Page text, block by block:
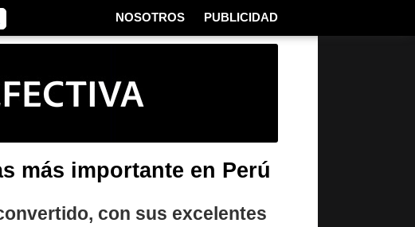
NOSOTROS PUBLICIDAD
más importante en Perú
con sus excelentes